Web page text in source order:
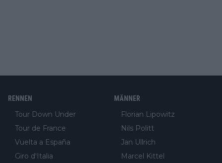
RENNEN
Tour Down Under
Tour de France
Vuelta a España
Giro d'Italia
MÄNNER
Florian Lipowitz
Nils Politt
Jan Ullrich
Marcel Kittel